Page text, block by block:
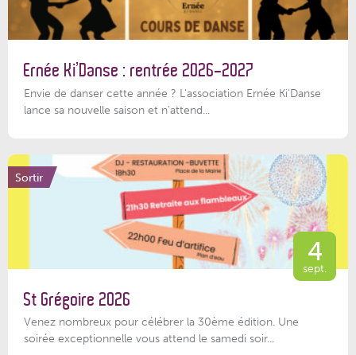
Ernée Ki’Danse : rentrée 2026-2027
Envie de danser cette année ? L'association Ernée Ki'Danse
lance sa nouvelle saison et n'attend...
Sortir
4
sept.
St Grégoire 2026
Venez nombreux pour célébrer la 30ème édition. Une
soirée exceptionnelle vous attend le samedi soir...